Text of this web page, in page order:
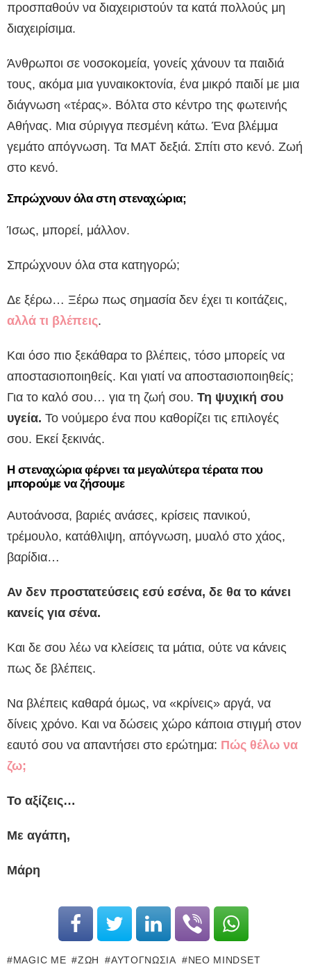
προσπαθούν να διαχειριστούν τα κατά πολλούς μη
διαχειρίσιμα.
Άνθρωποι σε νοσοκομεία, γονείς χάνουν τα παιδιά
τους, ακόμα μια γυναικοκτονία, ένα μικρό παιδί με μια
διάγνωση «τέρας». Βόλτα στο κέντρο της φωτεινής
Αθήνας. Μια σύριγγα πεσμένη κάτω. Ένα βλέμμα
γεμάτο απόγνωση. Τα ΜΑΤ δεξιά. Σπίτι στο κενό. Ζωή
στο κενό.
Σπρώχνουν όλα στη στεναχώρια;
Ίσως, μπορεί, μάλλον.
Σπρώχνουν όλα στα κατηγορώ;
Δε ξέρω… Ξέρω πως σημασία δεν έχει τι κοιτάζεις,
αλλά τι βλέπεις.
Και όσο πιο ξεκάθαρα το βλέπεις, τόσο μπορείς να
αποστασιοποιηθείς. Και γιατί να αποστασιοποιηθείς;
Για το καλό σου… για τη ζωή σου. Τη ψυχική σου
υγεία. Το νούμερο ένα που καθορίζει τις επιλογές
σου. Εκεί ξεκινάς.
Η στεναχώρια φέρνει τα μεγαλύτερα τέρατα που
μπορούμε να ζήσουμε
Αυτοάνοσα, βαριές ανάσες, κρίσεις πανικού,
τρέμουλο, κατάθλιψη, απόγνωση, μυαλό στο χάος,
βαρίδια…
Αν δεν προστατεύσεις εσύ εσένα, δε θα το κάνει
κανείς για σένα.
Και δε σου λέω να κλείσεις τα μάτια, ούτε να κάνεις
πως δε βλέπεις.
Να βλέπεις καθαρά όμως, να «κρίνεις» αργά, να
δίνεις χρόνο. Και να δώσεις χώρο κάποια στιγμή στον
εαυτό σου να απαντήσει στο ερώτημα: Πώς θέλω να
ζω;
Το αξίζεις…
Με αγάπη,
Μάρη
MAGIC ME ΖΩΉ ΑΥΤΟΓΝΩΣΊΑ
ΝΈΟ MINDSET